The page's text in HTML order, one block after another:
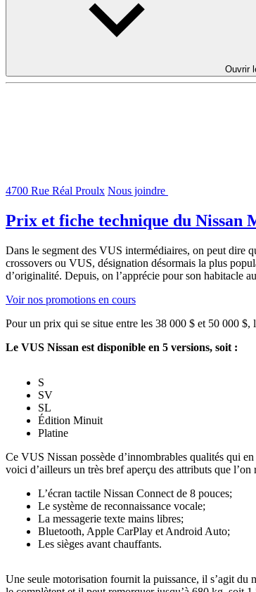
Ouvrir
4700 Rue Réal Proulx Nous joindre
Prix et fiche technique du Nissan
Dans le segment des VUS intermédiaires, on peut dire
crossovers ou VUS, désignation désormais la plus
d’originalité. Depuis, on l’apprécie pour son habitacle
Voir nos promotions en cours
Pour un prix qui se situe entre les 38 000 $ et 50 000
Le VUS Nissan est disponible en 5 versions, soit :
S
SV
SL
Édition Minuit
Platine
Ce VUS Nissan possède d’innombrables qualités qui
voici d’ailleurs un très bref aperçu des attributs que
L’écran tactile Nissan Connect de 8 pouces;
Le système de reconnaissance vocale;
La messagerie texte mains libres;
Bluetooth, Apple CarPlay et Android Auto;
Les sièges avant chauffants.
Une seule motorisation fournit la puissance, il s’agit